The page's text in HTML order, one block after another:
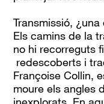
Transmissió,
Els camins de la
no hi recorreguts
redescoberts i
Françoise Collin,
moure els angles